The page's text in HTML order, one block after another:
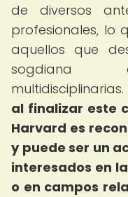
de diversos
profesionales, lo
aquellos que
sogdiana
multidisciplinarias.
al finalizar este
Harvard es
y puede ser un
interesados en
o en campos